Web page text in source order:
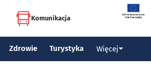
Komunikacja
Zdrowie Turystyka Więcej